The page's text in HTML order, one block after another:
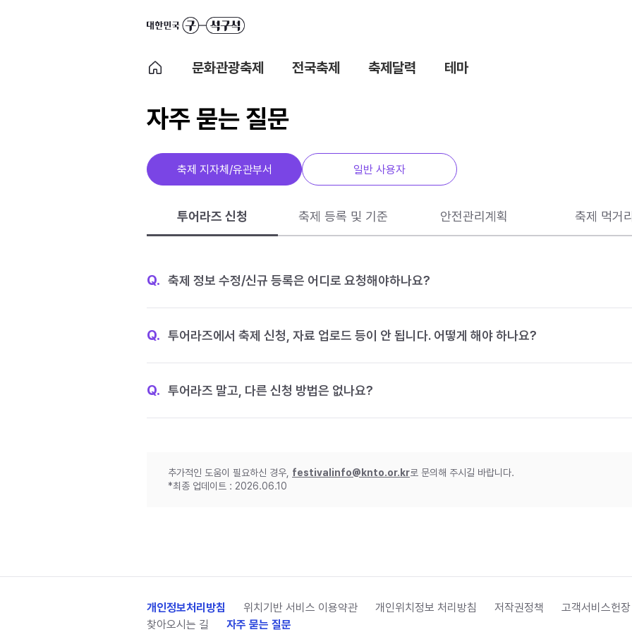
문화관광축제 전국축제 축제달력 테마
자주 묻는 질문
축제 지자체/유관부서 일반 사용자
투어라즈 신청 축제 등록 및 기준 안전관리계획 축제 먹거리
Q. 축제 정보 수정/신규 등록은 어디로 요청해야하나요?
Q. 투어라즈에서 축제 신청, 자료 업로드 등이 안 됩니다. 어떻게 해야 하나요?
Q. 투어라즈 말고, 다른 신청 방법은 없나요?
추가적인 도움이 필요하신 경우, festivalinfo@knto.or.kr로 문의해 주시길 바랍니다.
*최종 업데이트 : 2026.06.10
개인정보처리방침 위치기반 서비스 이용약관 개인위치정보 처리방침 저작권정책 고객서비스헌장
찾아오시는 길
자주 묻는 질문